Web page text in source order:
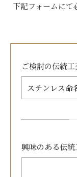
下記フォームにて
ご検討の伝統
興味のある伝